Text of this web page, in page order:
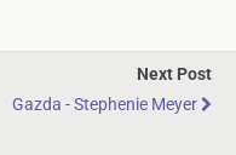
Next Post
Gazda - Stephenie Meyer